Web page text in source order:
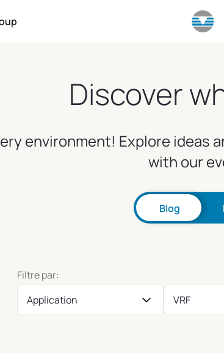
Discover
environment! Explore ideas
with our
Blog
Filtre par:
Application
VRF